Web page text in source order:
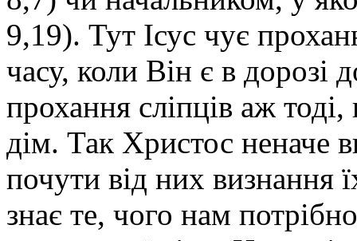
9,19). Тут Ісус чує
часу, коли Він є в дорозі
прохання сліпців аж
дім. Так Христос неначе
почути від них визнання
знає те, чого нам